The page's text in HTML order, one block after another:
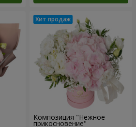
Композиция "Нежное
прикосновение"